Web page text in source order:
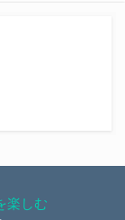
楽しむ